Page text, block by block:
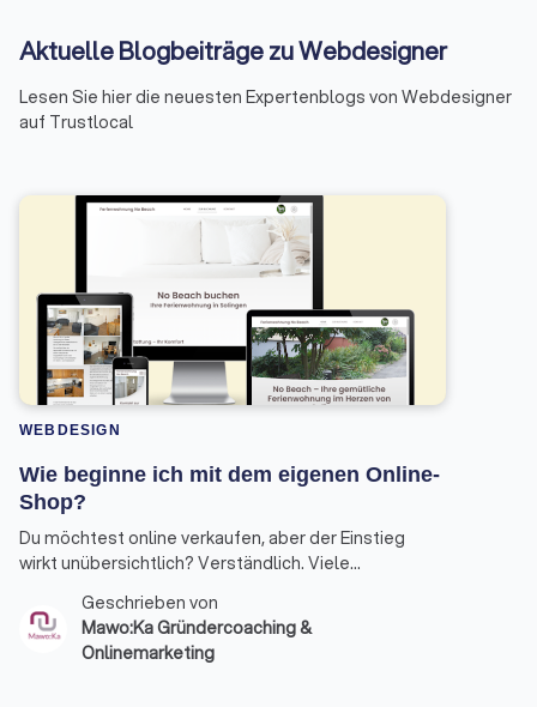
Aktuelle Blogbeiträge zu Webdesigner
Lesen Sie hier die neuesten Expertenblogs von Webdesigner
auf Trustlocal
WEBDESIGN
Wie beginne ich mit dem eigenen Online-
Shop?
Du möchtest online verkaufen, aber der Einstieg
wirkt unübersichtlich? Verständlich. Viele
anfangen sollen – und verlieren Zeit in Details, bevor
die Basis steht. Hier ist ein klarer Fahrplan, wie du
deinen Online-Shop strukturiert aufbaust.
Geschrieben von
Mawo:Ka Gründercoaching &
Onlinemarketing